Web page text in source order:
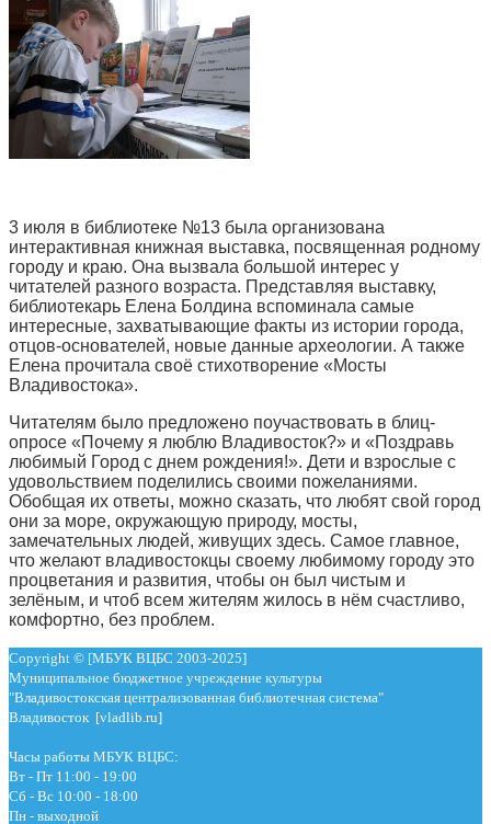
3 июля в библиотеке №13 была организована
интерактивная книжная выставка, посвященная родному
городу и краю. Она вызвала большой интерес у
читателей разного возраста. Представляя выставку,
библиотекарь Елена Болдина вспоминала самые
интересные, захватывающие факты из истории города,
отцов-основателей, новые данные археологии. А также
Елена прочитала своё стихотворение «Мосты
Владивостока».
Читателям было предложено поучаствовать в блиц-
опросе «Почему я люблю Владивосток?» и «Поздравь
любимый Город с днем рождения!». Дети и взрослые с
удовольствием поделились своими пожеланиями.
Обобщая их ответы, можно сказать, что любят свой город
они за море, окружающую природу, мосты,
замечательных людей, живущих здесь. Самое главное,
что желают владивостокцы своему любимому городу это
процветания и развития, чтобы он был чистым и
зелёным, и чтоб всем жителям жилось в нём счастливо,
комфортно, без проблем.
Copyright © [МБУК ВЦБС 2003-2025]
Муниципальное бюджетное учреждение культуры
"Владивостокская централизованная библиотечная система"
Владивосток [vladlib.ru]
Часы работы МБУК ВЦБС:
Вт - Пт 11:00 - 19:00
Сб - Вс 10:00 - 18:00
Пн - выходной